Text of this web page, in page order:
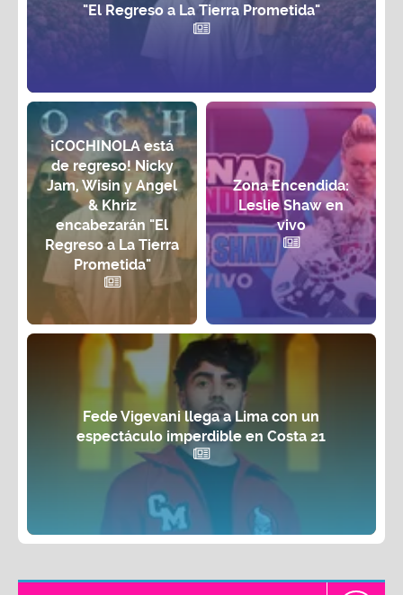
"El Regreso a La Tierra Prometida"
¡COCHINOLA está
de regreso! Nicky
Jam, Wisin y Angel
& Khriz
encabezarán "El
Regreso a La Tierra
Prometida"
Zona Encendida:
Leslie Shaw en
vivo
Fede Vigevani llega a Lima con un
espectáculo imperdible en Costa 21